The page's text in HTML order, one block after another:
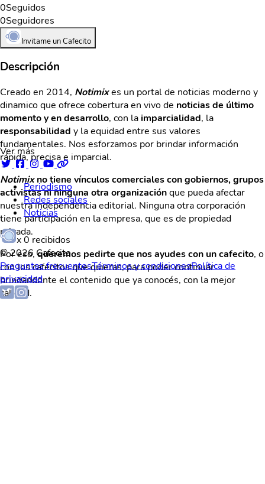
0Seguidos
0Seguidores
Invitame un Cafecito
Descripción
Creado en 2014, Notimixes un portal de noticias moderno y
dinamico que ofrece cobertura en vivo de noticias de último
momento y en desarrollo, con la imparcialidad, la
responsabilidad y la equidad entre sus valores
fundamentales. Nos esforzamos por brindar información
rápida, precisa e imparcial.
Notimix no tiene vínculos comerciales con gobiernos, grupos
activistas ni ninguna otra organizaciónque pueda afectar
nuestra independencia editorial. Ninguna otra corporación
tiene participación en la empresa, que es de propiedad
privada.
Por eso,queremos pedirte que nos ayudes con un cafecito, o
con los cafecitos que quieras, para poder continuar
brindandonte el contenido que ya conocés, con la mejor
calidad.
Ver más
Periodismo
Redes sociales
Noticias
x0 recibidos
© 2026 Cafecito.
Preguntas frecuentesTérminos y condicionesPolítica de
privacidad